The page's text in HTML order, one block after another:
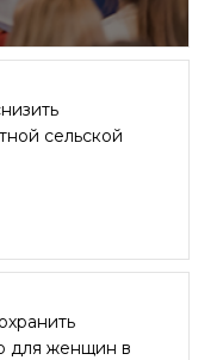
сельской
для женщин в